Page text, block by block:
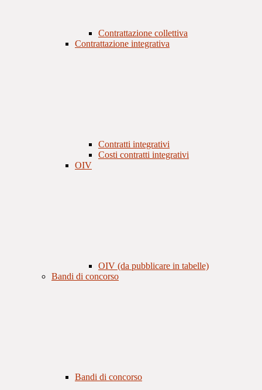
Contrattazione collettiva
Contrattazione integrativa
Contratti integrativi
Costi contratti integrativi
OIV
OIV (da pubblicare in tabelle)
Bandi di concorso
Bandi di concorso